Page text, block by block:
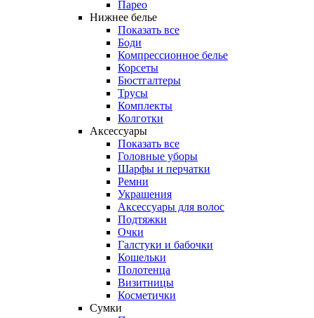
Парео
Нижнее белье
Показать все
Боди
Компрессионное белье
Корсеты
Бюстгалтеры
Трусы
Комплекты
Колготки
Аксессуары
Показать все
Головные уборы
Шарфы и перчатки
Ремни
Украшения
Аксессуары для волос
Подтяжки
Очки
Галстуки и бабочки
Кошельки
Полотенца
Визитницы
Косметички
Сумки